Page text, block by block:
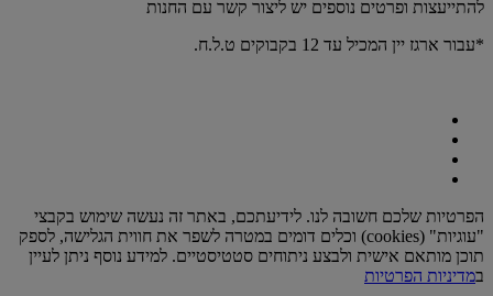
להתייעצות ופרטים נוספים יש ליצור קשר עם החנות
*עבור ארגז יין המכיל עד 12 בקבוקים ט.ל.ח.
הפרטיות שלכם חשובה לנו. לידיעתכם, באתר זה נעשה שימוש בקבצי
"עוגיות" (cookies) וכלים דומים במטרה לשפר את חווית הגלישה, לספק
תוכן מותאם אישית ולבצע ניתוחים סטטיסטיים. למידע נוסף ניתן לעיין
במדיניות הפרטיות